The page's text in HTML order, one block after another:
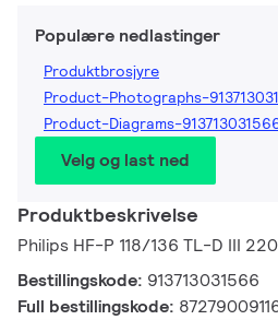
Populære nedlastinger
Produktbrosjyre
Product-Photographs-
Product-Diagrams-
Velg og last ned
Produktbeskrivelse
Philips HF-P 118/136 TL-D III
Bestillingskode: 913713031566
Full bestillingskode: